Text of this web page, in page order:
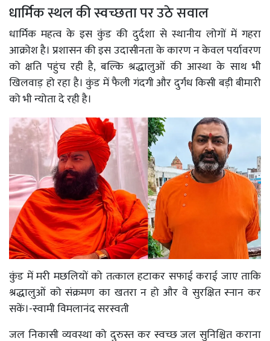
धार्मिक स्थल की स्वच्छता पर उठे सवाल
धार्मिक महत्व के इस कुंड की दुर्दशा से स्थानीय लोगों में गहरा
आक्रोश है। प्रशासन की इस उदासीनता के कारण न केवल पर्यावरण
को क्षति पहुंच रही है, बल्कि श्रद्धालुओं की आस्था के साथ भी
खिलवाड़ हो रहा है। कुंड में फैली गंदगी और दुर्गंध किसी बड़ी बीमारी
को भी न्योता दे रही है।
कुंड में मरी मछलियों को तत्काल हटाकर सफाई कराई जाए ताकि
श्रद्धालुओं को संक्रमण का खतरा न हो और वे सुरक्षित स्नान कर
सकें।-स्वामी विमलानंद सरस्वती
जल निकासी व्यवस्था को दुरुस्त कर स्वच्छ जल सुनिश्चित कराना